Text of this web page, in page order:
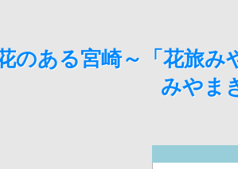
のある宮崎～「花旅
みやま